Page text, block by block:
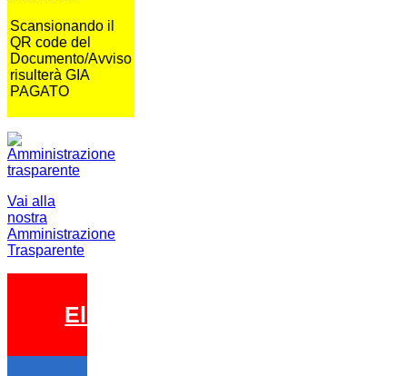
Scansionando il
QR code del
Documento/Avviso
risulterà GIA
PAGATO
Vai alla
nostra
Amministrazione
Trasparente
Elezioni 2026